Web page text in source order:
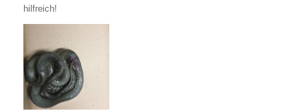
hilfreich!